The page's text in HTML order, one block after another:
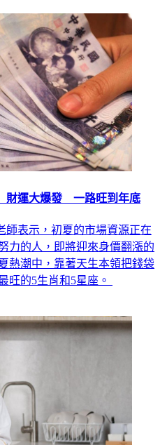
財運大爆發 一路旺到年底
師表示，初夏的市場資源正在
力的人，即將迎來身價翻漲的
熱潮中，靠著天生本領把錢袋
旺的5生肖和5星座。